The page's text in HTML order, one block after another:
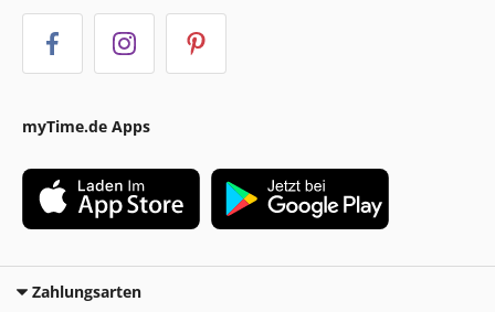
myTime.de Apps
Zahlungsarten